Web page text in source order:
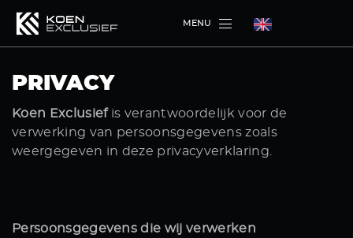
MENU
MENU
MENU
DIENSTEN WERKPLAATS
PRIVACY
Koen Exclusiefis verantwoordelijk voor de
verwerking van persoonsgegevens zoals
weergegeven in deze privacyverklaring.
Persoonsgegevens die wij verwerken